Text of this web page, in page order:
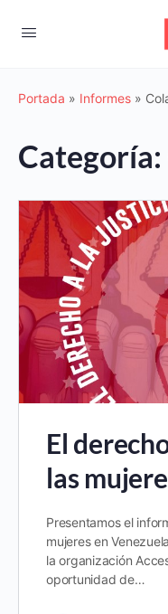
Portada » Informes »
Categoría:
El
las
Presentamos el
mujeres en
la organización
oportunidad de…